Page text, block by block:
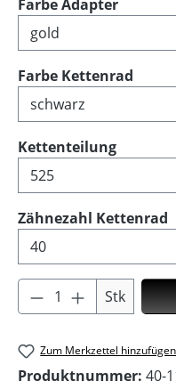
Farbe Adapter
Farbe Kettenrad
Kettenteilung
Zähnezahl Kettenrad
Produkt Stk
Zum Merkzettel hinzufügen
Produktnummer: 40-